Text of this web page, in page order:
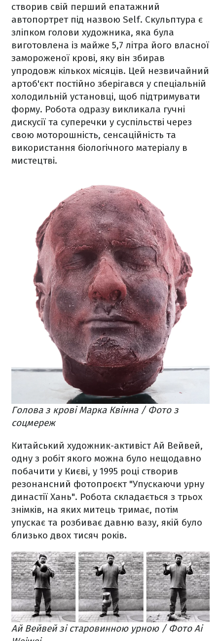
створив свій перший епатажний
автопортрет під назвою Self. Скульптура є
зліпком голови художника, яка була
виготовлена із майже 5,7 літра його власної
замороженої крові, яку він збирав
упродовж кількох місяців. Цей незвичайний
артоб'єкт постійно зберігався у спеціальній
холодильній установці, щоб підтримувати
форму. Робота одразу викликала гучні
дискусії та суперечки у суспільстві через
свою моторошність, сенсаційність та
використання біологічного матеріалу в
мистецтві.
Голова з крові Марка Квінна / Фото з
соцмереж
Китайський художник-активіст Ай Вейвей,
одну з робіт якого можна було нещодавно
побачити у Києві, у 1995 році створив
резонансний фотопроєкт "Упускаючи урну
династії Хань". Робота складається з трьох
знімків, на яких митець тримає, потім
упускає та розбиває давню вазу, якій було
близько двох тисяч років.
Ай Вейвей зі старовинною урною / Фото Ai